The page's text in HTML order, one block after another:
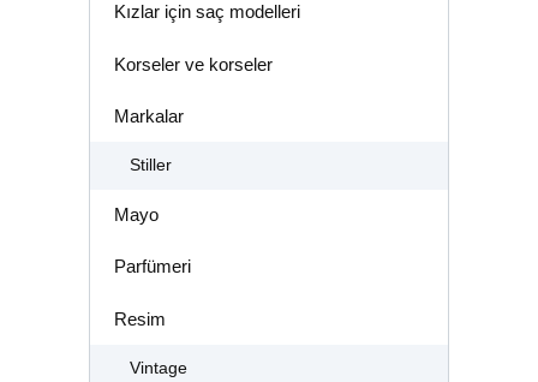
Kızlar için saç modelleri
Korseler ve korseler
Markalar
Stiller
Mayo
Parfümeri
Resim
Vintage